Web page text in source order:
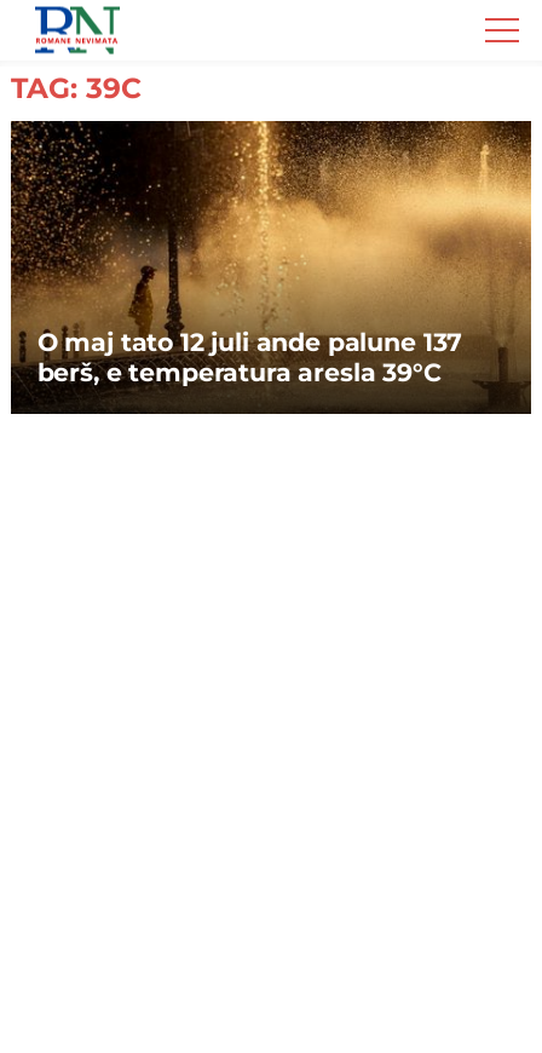
Romane
Nemivata
TAG: 39C
O maj tato 12 juli ande palune 137
berš, e temperatura aresla 39°C